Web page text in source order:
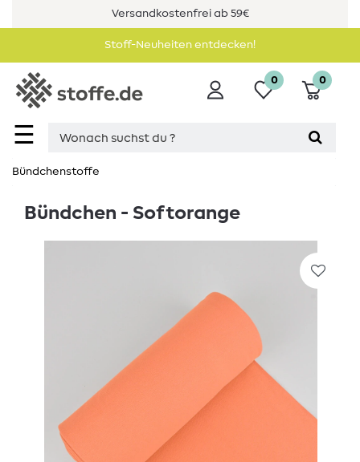
Versandkostenfrei ab 59€
Stoff-Neuheiten entdecken!
☰
0 0
Bündchenstoffe
Bündchen - Softorange